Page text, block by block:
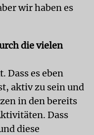
wir haben es
die vielen
Dass es eben
aktiv zu sein und
in den bereits
Dass
diese